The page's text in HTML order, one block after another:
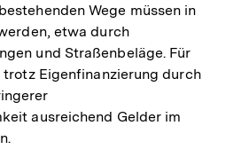
Wege müssen in
etwa durch
und Straßenbeläge. Für
Eigenfinanzierung durch
ausreichend Gelder im